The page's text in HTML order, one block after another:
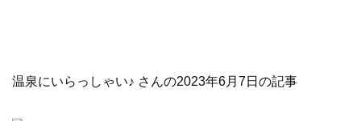
温泉にいらっしゃい♪ さんの2023年6月7日の記事